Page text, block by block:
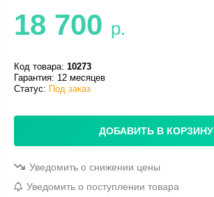
18 700 р.
Код товара: 10273
Гарантия: 12 месяцев
Статус: Под заказ
ДОБАВИТЬ В КОРЗИНУ
Уведомить о снижении цены
Уведомить о поступлении товара